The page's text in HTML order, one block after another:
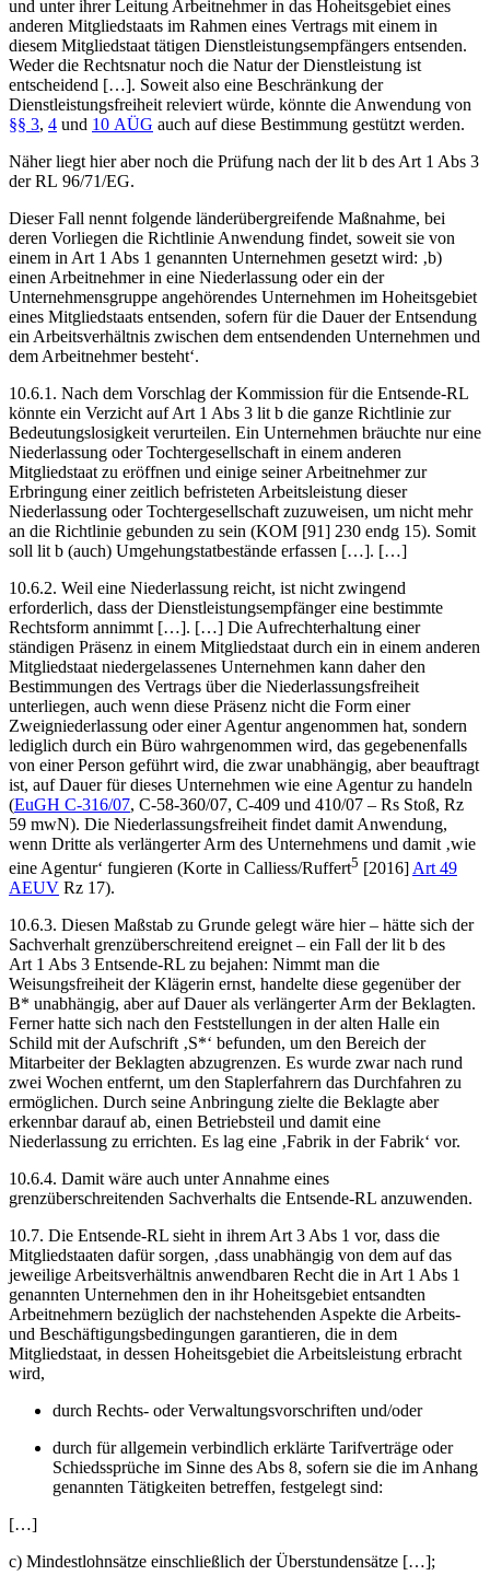
und unter ihrer Leitung Arbeitnehmer in das Hoheitsgebiet eines
anderen Mitgliedstaats im Rahmen eines Vertrags mit einem in
diesem Mitgliedstaat tätigen Dienstleistungsempfängers entsenden.
Weder die Rechtsnatur noch die Natur der Dienstleistung ist
entscheidend […]. Soweit also eine Beschränkung der
Dienstleistungsfreiheit releviert würde, könnte die Anwendung von
§§ 3, 4 und 10 AÜG auch auf diese Bestimmung gestützt werden.
Näher liegt hier aber noch die Prüfung nach der lit b des Art 1 Abs 3
der RL 96/71/EG.
Dieser Fall nennt folgende länderübergreifende Maßnahme, bei
deren Vorliegen die Richtlinie Anwendung findet, soweit sie von
einem in Art 1 Abs 1 genannten Unternehmen gesetzt wird: ‚b)
einen Arbeitnehmer in eine Niederlassung oder ein der
Unternehmensgruppe angehörendes Unternehmen im Hoheitsgebiet
eines Mitgliedstaats entsenden, sofern für die Dauer der Entsendung
ein Arbeitsverhältnis zwischen dem entsendenden Unternehmen und
dem Arbeitnehmer besteht‘.
10.6.1. Nach dem Vorschlag der Kommission für die Entsende-RL
könnte ein Verzicht auf Art 1 Abs 3 lit b die ganze Richtlinie zur
Bedeutungslosigkeit verurteilen. Ein Unternehmen bräuchte nur eine
Niederlassung oder Tochtergesellschaft in einem anderen
Mitgliedstaat zu eröffnen und einige seiner Arbeitnehmer zur
Erbringung einer zeitlich befristeten Arbeitsleistung dieser
Niederlassung oder Tochtergesellschaft zuzuweisen, um nicht mehr
an die Richtlinie gebunden zu sein (KOM [91] 230 endg 15). Somit
soll lit b (auch) Umgehungstatbestände erfassen […]. […]
10.6.2. Weil eine Niederlassung reicht, ist nicht zwingend
erforderlich, dass der Dienstleistungsempfänger eine bestimmte
Rechtsform annimmt […]. […] Die Aufrechterhaltung einer
ständigen Präsenz in einem Mitgliedstaat durch ein in einem anderen
Mitgliedstaat niedergelassenes Unternehmen kann daher den
Bestimmungen des Vertrags über die Niederlassungsfreiheit
unterliegen, auch wenn diese Präsenz nicht die Form einer
Zweigniederlassung oder einer Agentur angenommen hat, sondern
lediglich durch ein Büro wahrgenommen wird, das gegebenenfalls
von einer Person geführt wird, die zwar unabhängig, aber beauftragt
ist, auf Dauer für dieses Unternehmen wie eine Agentur zu handeln
(EuGH C-316/07, C-58-360/07, C-409 und 410/07 – Rs Stoß, Rz
59 mwN). Die Niederlassungsfreiheit findet damit Anwendung,
wenn Dritte als verlängerter Arm des Unternehmens und damit ‚wie
eine Agentur‘ fungieren (Korte in Calliess/Ruffert5 [2016] Art 49
AEUV Rz 17).
10.6.3. Diesen Maßstab zu Grunde gelegt wäre hier – hätte sich der
Sachverhalt grenzüberschreitend ereignet – ein Fall der lit b des
Art 1 Abs 3 Entsende-RL zu bejahen: Nimmt man die
Weisungsfreiheit der Klägerin ernst, handelte diese gegenüber der
B* unabhängig, aber auf Dauer als verlängerter Arm der Beklagten.
Ferner hatte sich nach den Feststellungen in der alten Halle ein
Schild mit der Aufschrift ‚S*‘ befunden, um den Bereich der
Mitarbeiter der Beklagten abzugrenzen. Es wurde zwar nach rund
zwei Wochen entfernt, um den Staplerfahrern das Durchfahren zu
ermöglichen. Durch seine Anbringung zielte die Beklagte aber
erkennbar darauf ab, einen Betriebsteil und damit eine
Niederlassung zu errichten. Es lag eine ‚Fabrik in der Fabrik‘ vor.
10.6.4. Damit wäre auch unter Annahme eines
grenzüberschreitenden Sachverhalts die Entsende-RL anzuwenden.
10.7. Die Entsende-RL sieht in ihrem Art 3 Abs 1 vor, dass die
Mitgliedstaaten dafür sorgen, ‚dass unabhängig von dem auf das
jeweilige Arbeitsverhältnis anwendbaren Recht die in Art 1 Abs 1
genannten Unternehmen den in ihr Hoheitsgebiet entsandten
Arbeitnehmern bezüglich der nachstehenden Aspekte die Arbeits-
und Beschäftigungsbedingungen garantieren, die in dem
Mitgliedstaat, in dessen Hoheitsgebiet die Arbeitsleistung erbracht
wird,
durch Rechts- oder Verwaltungsvorschriften und/oder
durch für allgemein verbindlich erklärte Tarifverträge oder
Schiedssprüche im Sinne des Abs 8, sofern sie die im Anhang
genannten Tätigkeiten betreffen, festgelegt sind:
[…]
c) Mindestlohnsätze einschließlich der Überstundensätze […];